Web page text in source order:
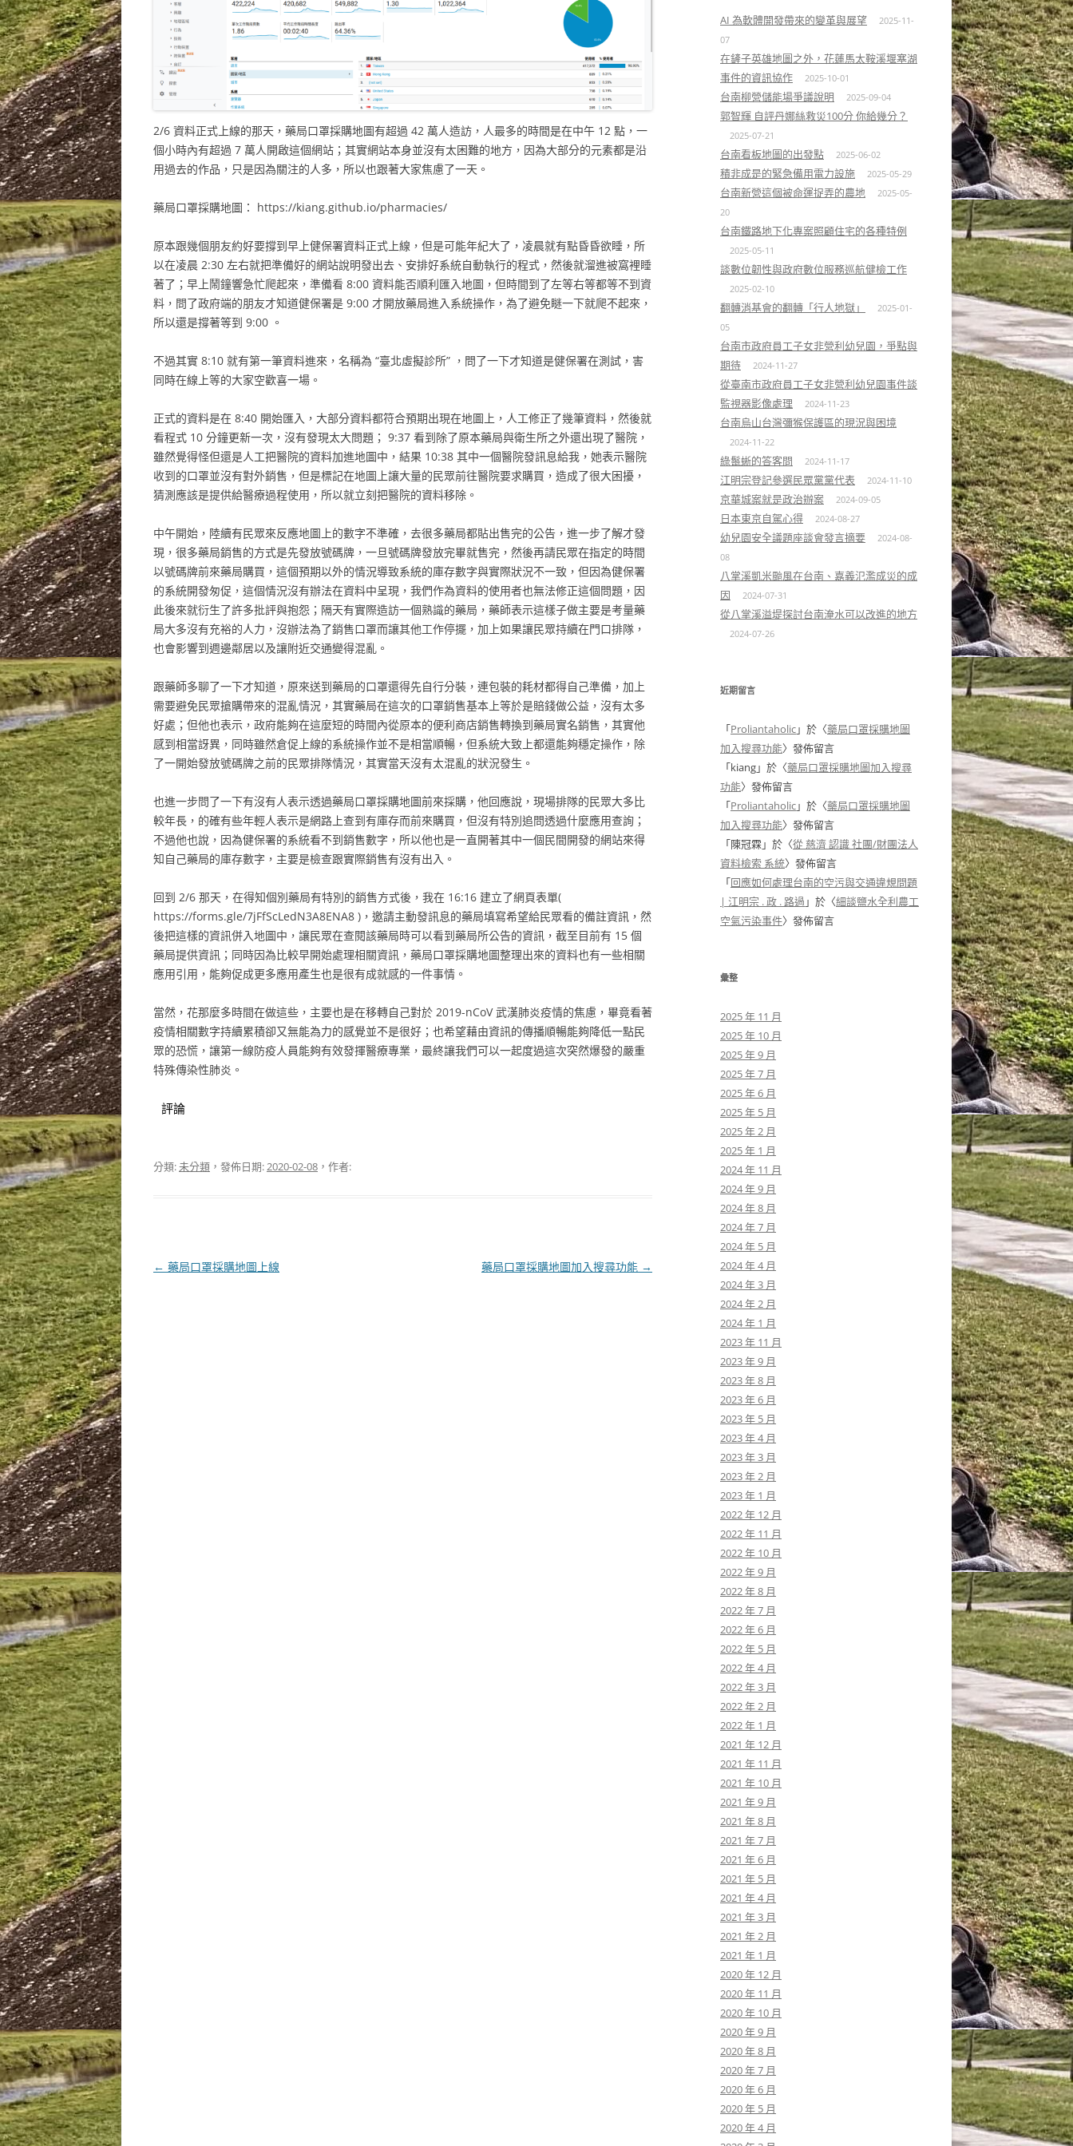
2/6 資料正式上線的那天，藥局口罩採購地圖有超過 42 萬人造訪，人最多的時間是在中午 12 點，一
個小時內有超過 7 萬人開啟這個網站；其實網站本身並沒有太困難的地方，因為大部分的元素都是沿
用過去的作品，只是因為關注的人多，所以也跟著大家焦慮了一天。
藥局口罩採購地圖： https://kiang.github.io/pharmacies/
原本跟幾個朋友約好要撐到早上健保署資料正式上線，但是可能年紀大了，凌晨就有點昏昏欲睡，所
以在凌晨 2:30 左右就把準備好的網站說明發出去、安排好系統自動執行的程式，然後就溜進被窩裡睡
著了；早上鬧鐘響急忙爬起來，準備看 8:00 資料能否順利匯入地圖，但時間到了左等右等都等不到資
料，問了政府端的朋友才知道健保署是 9:00 才開放藥局進入系統操作，為了避免瞇一下就爬不起來，
所以還是撐著等到 9:00 。
不過其實 8:10 就有第一筆資料進來，名稱為 “臺北虛擬診所” ，問了一下才知道是健保署在測試，害
同時在線上等的大家空歡喜一場。
正式的資料是在 8:40 開始匯入，大部分資料都符合預期出現在地圖上，人工修正了幾筆資料，然後就
看程式 10 分鐘更新一次，沒有發現太大問題； 9:37 看到除了原本藥局與衛生所之外還出現了醫院，
雖然覺得怪但還是人工把醫院的資料加進地圖中，結果 10:38 其中一個醫院發訊息給我，她表示醫院
收到的口罩並沒有對外銷售，但是標記在地圖上讓大量的民眾前往醫院要求購買，造成了很大困擾，
猜測應該是提供給醫療過程使用，所以就立刻把醫院的資料移除。
中午開始，陸續有民眾來反應地圖上的數字不準確，去很多藥局都貼出售完的公告，進一步了解才發
現，很多藥局銷售的方式是先發放號碼牌，一旦號碼牌發放完畢就售完，然後再請民眾在指定的時間
以號碼牌前來藥局購買，這個預期以外的情況導致系統的庫存數字與實際狀況不一致，但因為健保署
的系統開發匆促，這個情況沒有辦法在資料中呈現，我們作為資料的使用者也無法修正這個問題，因
此後來就衍生了許多批評與抱怨；隔天有實際造訪一個熟識的藥局，藥師表示這樣子做主要是考量藥
局大多沒有充裕的人力，沒辦法為了銷售口罩而讓其他工作停擺，加上如果讓民眾持續在門口排隊，
也會影響到週邊鄰居以及讓附近交通變得混亂。
跟藥師多聊了一下才知道，原來送到藥局的口罩還得先自行分裝，連包裝的耗材都得自己準備，加上
需要避免民眾搶購帶來的混亂情況，其實藥局在這次的口罩銷售基本上等於是賠錢做公益，沒有太多
好處；但他也表示，政府能夠在這麼短的時間內從原本的便利商店銷售轉換到藥局實名銷售，其實他
感到相當訝異，同時雖然倉促上線的系統操作並不是相當順暢，但系統大致上都還能夠穩定操作，除
了一開始發放號碼牌之前的民眾排隊情況，其實當天沒有太混亂的狀況發生。
也進一步問了一下有沒有人表示透過藥局口罩採購地圖前來採購，他回應說，現場排隊的民眾大多比
較年長，的確有些年輕人表示是網路上查到有庫存而前來購買，但沒有特別追問透過什麼應用查詢；
不過他也說，因為健保署的系統看不到銷售數字，所以他也是一直開著其中一個民間開發的網站來得
知自己藥局的庫存數字，主要是檢查跟實際銷售有沒有出入。
回到 2/6 那天，在得知個別藥局有特別的銷售方式後，我在 16:16 建立了網頁表單(
https://forms.gle/7jFfScLedN3A8ENA8 )，邀請主動發訊息的藥局填寫希望給民眾看的備註資訊，然
後把這樣的資訊併入地圖中，讓民眾在查閱該藥局時可以看到藥局所公告的資訊，截至目前有 15 個
藥局提供資訊；同時因為比較早開始處理相關資訊，藥局口罩採購地圖整理出來的資料也有一些相關
應用引用，能夠促成更多應用產生也是很有成就感的一件事情。
當然，花那麼多時間在做這些，主要也是在移轉自己對於 2019-nCoV 武漢肺炎疫情的焦慮，畢竟看著
疫情相關數字持續累積卻又無能為力的感覺並不是很好；也希望藉由資訊的傳播順暢能夠降低一點民
眾的恐慌，讓第一線防疫人員能夠有效發揮醫療專業，最終讓我們可以一起度過這次突然爆發的嚴重
特殊傳染性肺炎。
評論
分類:未分類 ，發佈日期:2020-02-08 ，作者:
文
← 藥局口罩採購地圖上線 藥局口罩採購地圖加入搜尋功能 →
AI 為軟體開發帶來的變革與展望
2025-11-
07
在鏟子英雄地圖之外，花蓮馬太鞍溪堰塞湖
事件的資訊協作
2025-10-01
台南柳營儲能場爭議說明 2025-09-04
郭智輝 自評丹娜絲救災100分 你給幾分？
2025-07-21
台南看板地圖的出發點 2025-06-02
積非成是的緊急備用電力設施 2025-05-29
台南新營這個被命運捉弄的農地
2025-05-
20
台南鐵路地下化專案照顧住宅的各種特例
2025-05-11
談數位韌性與政府數位服務巡航健檢工作
2025-02-10
翻轉消基會的翻轉「行人地獄」
2025-01-
05
台南市政府員工子女非營利幼兒園，爭點與
期待
2024-11-27
從臺南市政府員工子女非營利幼兒園事件談
監視器影像處理
2024-11-23
台南烏山台灣彌猴保護區的現況與困境
2024-11-22
綠鬣蜥的答客問 2024-11-17
江明宗登記參選民眾黨黨代表 2024-11-10
京華城案就是政治辦案 2024-09-05
日本東京自駕心得 2024-08-27
幼兒園安全議題座談會發言摘要
2024-08-
08
八掌溪凱米颱風在台南、嘉義氾濫成災的成
因
2024-07-31
從八掌溪溢堤探討台南淹水可以改進的地方
2024-07-26
近期留言
「Proliantaholic」於〈藥局口罩採購地圖
加入搜尋功能〉發佈留言
「kiang」於〈藥局口罩採購地圖加入搜尋
功能〉發佈留言
「Proliantaholic」於〈藥局口罩採購地圖
加入搜尋功能〉發佈留言
「陳冠霖」於〈從 慈濟 認識 社團/財團法人
資料檢索 系統〉發佈留言
「回應如何處理台南的空污與交通違規問題
| 江明宗 . 政 . 路過 」於〈細談鹽水全利農工
空氣污染事件〉發佈留言
彙整
2025 年 11 月
2025 年 10 月
2025 年 9 月
2025 年 7 月
2025 年 6 月
2025 年 5 月
2025 年 2 月
2025 年 1 月
2024 年 11 月
2024 年 9 月
2024 年 8 月
2024 年 7 月
2024 年 5 月
2024 年 4 月
2024 年 3 月
2024 年 2 月
2024 年 1 月
2023 年 11 月
2023 年 9 月
2023 年 8 月
2023 年 6 月
2023 年 5 月
2023 年 4 月
2023 年 3 月
2023 年 2 月
2023 年 1 月
2022 年 12 月
2022 年 11 月
2022 年 10 月
2022 年 9 月
2022 年 8 月
2022 年 7 月
2022 年 6 月
2022 年 5 月
2022 年 4 月
2022 年 3 月
2022 年 2 月
2022 年 1 月
2021 年 12 月
2021 年 11 月
2021 年 10 月
2021 年 9 月
2021 年 8 月
2021 年 7 月
2021 年 6 月
2021 年 5 月
2021 年 4 月
2021 年 3 月
2021 年 2 月
2021 年 1 月
2020 年 12 月
2020 年 11 月
2020 年 10 月
2020 年 9 月
2020 年 8 月
2020 年 7 月
2020 年 6 月
2020 年 5 月
2020 年 4 月